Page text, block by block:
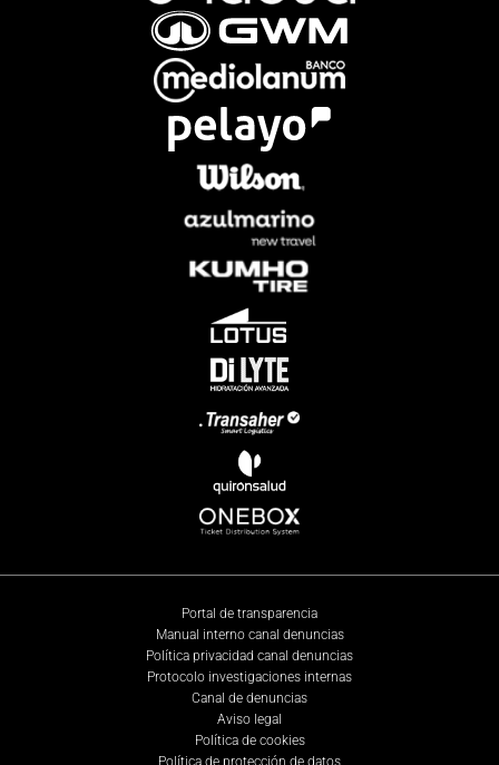
Portal de transparencia
Manual interno canal denuncias
Política privacidad canal denuncias
Protocolo investigaciones internas
Canal de denuncias
Aviso legal
Política de cookies
Política de protección de datos